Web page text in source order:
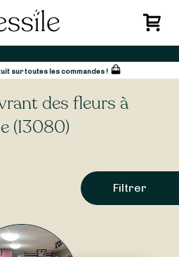
sur toutes les commandes !
des fleurs à
(13080)
Filtrer